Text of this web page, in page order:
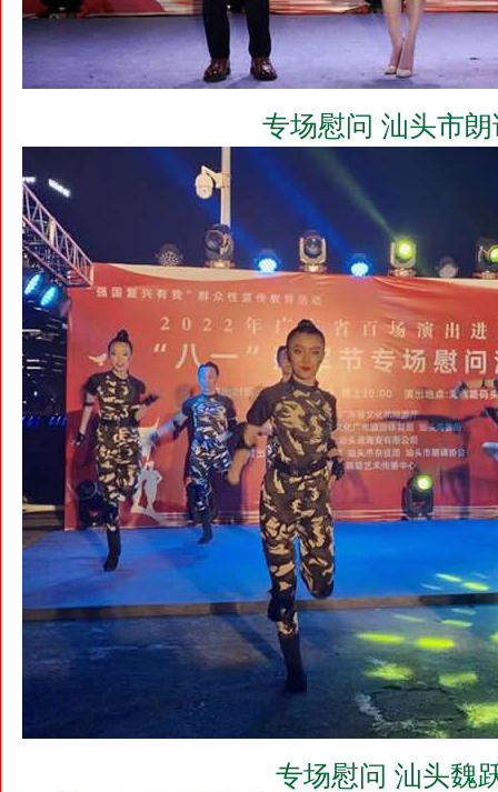
专场慰问 汕头市
专场慰问 汕头魏